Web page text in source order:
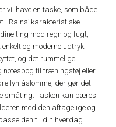
vil have en taske, som både
i Rains’ karakteristiske
ting mod regn og fugt,
og moderne udtryk.
og det rummelige
til træningstøj eller
lynlåslomme, der gør det
småting. Tasken kan bæres i
med den aftagelige og
den til din hverdag.